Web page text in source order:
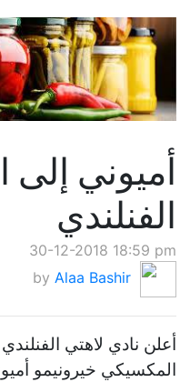
أميوني إلى
الفنلندي
30-12-2018 18:59 pm
by Alaa Bashir
أعلن نادي لاهتي
المكسيكي خيرونيمو